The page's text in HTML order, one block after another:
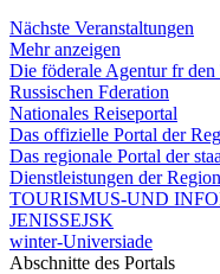
Nächste Veranstaltungen
Mehr anzeigen
Die föderale Agentur fr den
Russischen Fderation
Nationales Reiseportal
Das offizielle Portal der
Das regionale Portal der
Dienstleistungen der
TOURISMUS-UND
JENISSEJSK
winter-Universiade
Abschnitte des Portals